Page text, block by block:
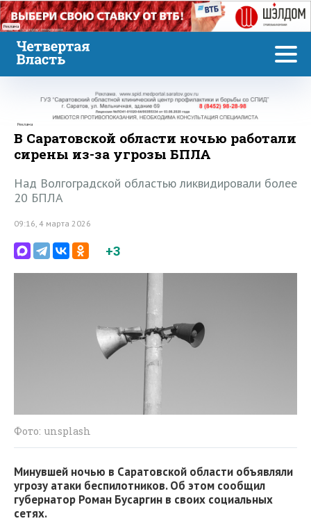
Реклама
Реклама
В Саратовской области ночью работали
сирены из-за угрозы БПЛА
Над Волгоградской областью ликвидировали более
20 БПЛА
09:16, 4 марта 2026
+3
Фото: unsplash
Минувшей ночью в Саратовской области объявляли
угрозу атаки беспилотников. Об этом сообщил
губернатор Роман Бусаргин в своих социальных
сетях.